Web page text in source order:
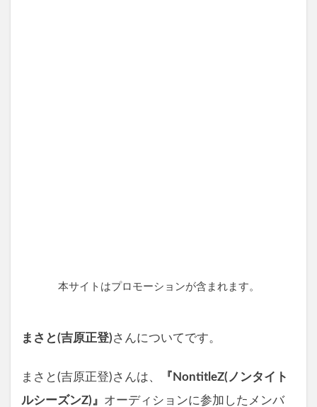
本サイトはプロモーションが含まれます。
まさと(吉原正登)さんについてです。
まさと(吉原正登)さんは、 『NontitleZ(ノンタイト
ルシーズンZ)』 オーディションに参加したメンバ